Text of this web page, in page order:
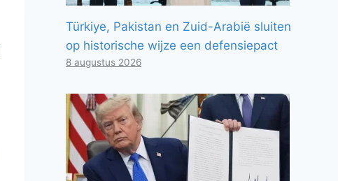
Türkiye, Pakistan en Zuid-Arabië sluiten
op historische wijze een defensiepact
8 augustus 2026